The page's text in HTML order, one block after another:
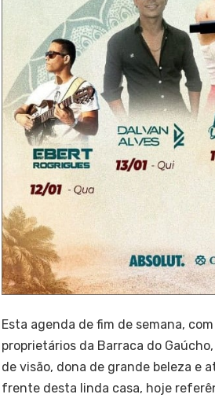
Esta agenda de fim de semana,
proprietários da Barraca do
de visão, dona de grande beleza e
frente desta linda casa, hoje